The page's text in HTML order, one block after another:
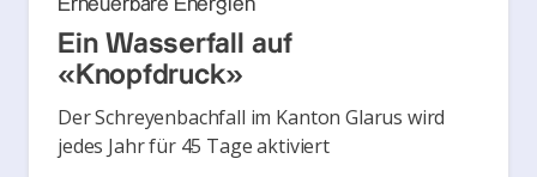
Ein Wasserfall auf
«Knopfdruck»
Der Schreyenbachfall im Kanton Glarus wird
jedes Jahr für 45 Tage aktiviert